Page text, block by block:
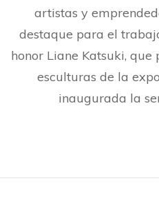
artistas y
destaque para el
honor Liane Katsuki,
esculturas de la
inaugurada la